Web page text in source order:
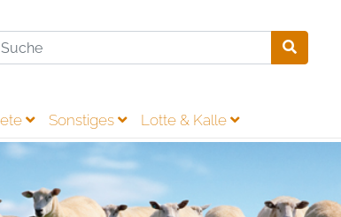
Sonstiges Lotte & Kalle